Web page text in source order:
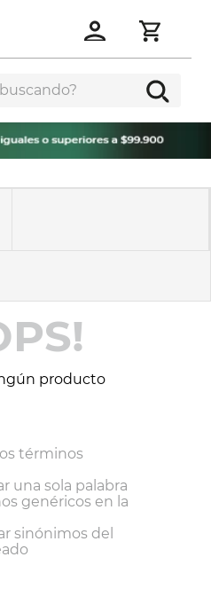
producto
términos
una sola palabra
genéricos en la
sinónimos del